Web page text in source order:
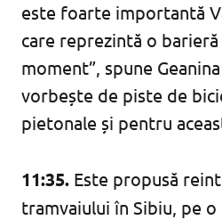
este foarte importantă
care reprezintă o
moment”, spune
vorbește de piste de
pietonale și pentru
11:35. Este propusă
tramvaiului în Sibiu, pe